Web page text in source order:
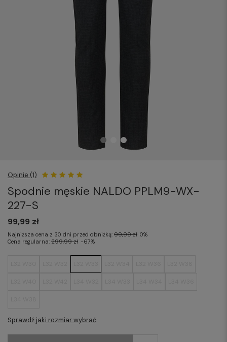
Opinie (1)
Spodnie męskie NALDO PPLM9-WX-
227-S
Sprawdź jaki rozmiar wybrać
99,99 zł
Najniższa cena z 30 dni przed obniżką: 99,99 zł 0%
Cena regularna: 299,99 zł -67%